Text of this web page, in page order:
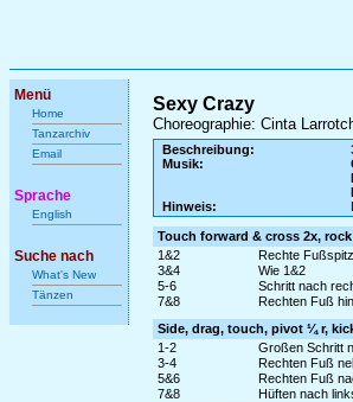
Menü
Home
Tanzarchiv
Email
Sprache
English
Suche nach
What's New
Tänzen
Sexy Crazy
Choreographie: Cinta
Beschreibung:
Musik:
Hinweis:
Touch forward & cross 2x,
1&2
Rechte
3&4
Wie 1&2
5-6
Schritt nach
7&8
Rechten Fuß
Side, drag, touch, pivot ¼ r,
1-2
Großen Schritt
3-4
Rechten Fuß
5&6
Rechten Fuß
7&8
Hüften nach